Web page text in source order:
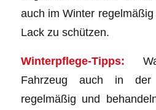
auch im Winter
Lack zu schützen.
Winterpflege-Tipps:
Fahrzeug auch in der
regelmäßig und